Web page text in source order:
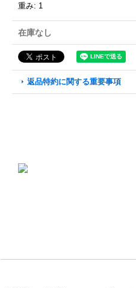
重み: 1
在庫なし
返品特約に関する重要事項